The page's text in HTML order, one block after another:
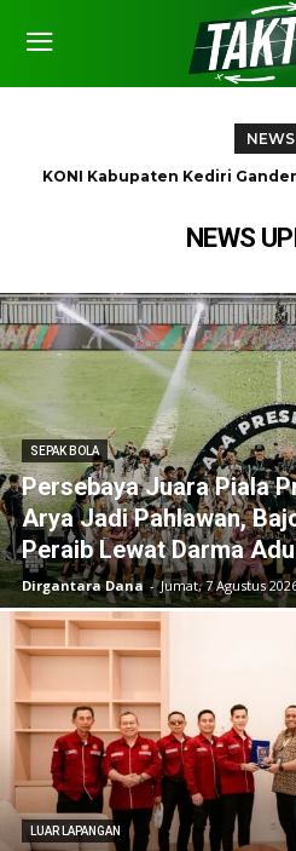
NEWS
Lolos Melaju ke Partai Final,
NEWS
SEPAK BOLA
Persebaya Juara Piala
Arya Jadi Pahlawan,
Peraib Lewat Darma
Dirgantara Dana - Jumat, 7 Agustus
LUAR LAPANGAN